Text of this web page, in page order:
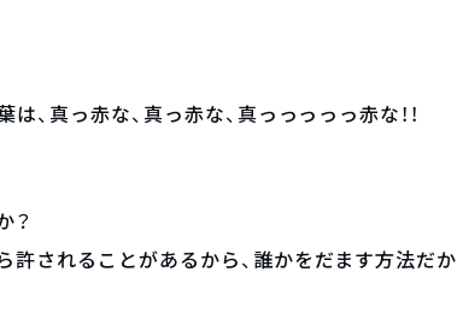
、真っ赤な、真っ赤な、真っっっっっ赤な！！
？
許されることがあるから、誰かをだます方法だか